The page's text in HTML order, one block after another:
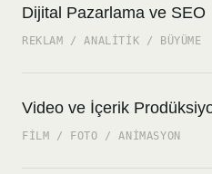
Dijital Pazarlama ve SEO
REKLAM / ANALITIK / BÜYÜME
Video ve İçerik
FILM / FOTO / ANIMASYON